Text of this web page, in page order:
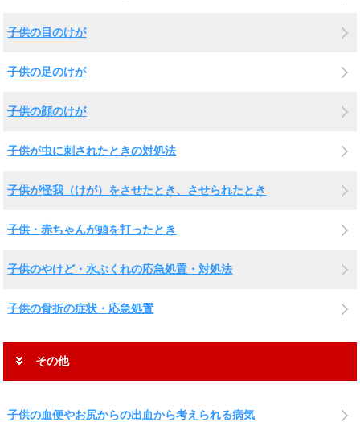
子供の目のけが
子供の足のけが
子供の顔のけが
子供が虫に刺されたときの対処法
子供が怪我（けが）をさせたとき、させられたとき
子供・赤ちゃんが頭を打ったとき
子供のやけど・水ぶくれの応急処置・対処法
子供の骨折の症状・応急処置
その他
子供の血便やお尻からの出血から考えられる病気